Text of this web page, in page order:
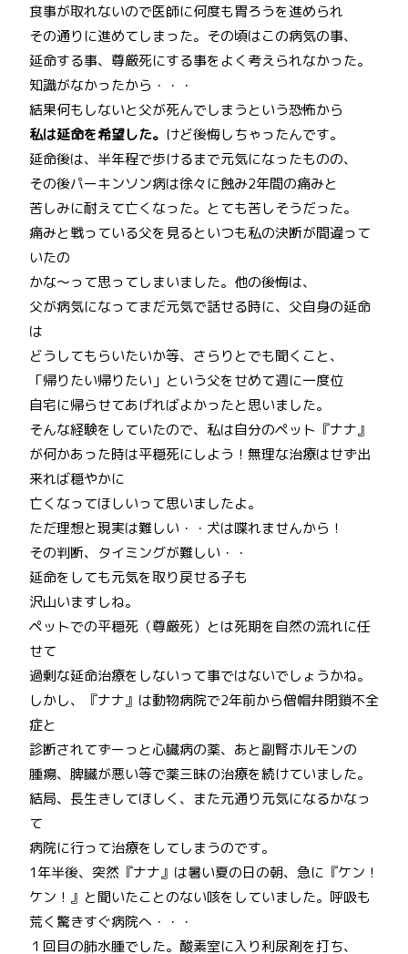
食事が取れないので医師に何度も胃ろうを進められ
その通りに進めてしまった。その頃はこの病気の事、
延命する事、尊厳死にする事をよく考えられなかった。
知識がなかったから・・・
結果何もしないと父が死んでしまうという恐怖から
私は延命を希望した。 けど後悔しちゃったんです。
延命後は、半年程で歩けるまで元気になったものの、
その後パーキンソン病は徐々に蝕み2年間の痛みと
苦しみに耐えて亡くなった。とても苦しそうだった。
痛みと戦っている父を見るといつも私の決断が間違って
いたの
かな～って思ってしまいました。他の後悔は、
父が病気になってまだ元気で話せる時に、父自身の延命
は
どうしてもらいたいか等、さらりとでも聞くこと、
「帰りたい帰りたい」という父をせめて週に一度位
自宅に帰らせてあげればよかったと思いました。
そんな経験をしていたので、私は自分のペット『ナナ』
が何かあった時は平穏死にしよう！無理な治療はせず出
来れば穏やかに
亡くなってほしいって思いましたよ。
ただ理想と現実は難しい・・犬は喋れませんから！
その判断、タイミングが難しい・・
延命をしても元気を取り戻せる子も
沢山いますしね。
ペットでの平穏死（尊厳死）とは死期を自然の流れに任
せて
過剰な延命治療をしないって事ではないでしょうかね。
しかし、『ナナ』は動物病院で2年前から僧帽弁閉鎖不全
症と
診断されてずーっと心臓病の薬、あと副腎ホルモンの
腫瘍、脾臓が悪い等で薬三昧の治療を続けていました。
結局、長生きしてほしく、また元通り元気になるかなっ
て
病院に行って治療をしてしまうのです。
1年半後、突然『ナナ』は暑い夏の日の朝、急に『ケン！
ケン！』と聞いたことのない咳をしていました。呼吸も
荒く驚きすぐ病院へ・・・
１回目の肺水腫でした。酸素室に入り利尿剤を打ち、